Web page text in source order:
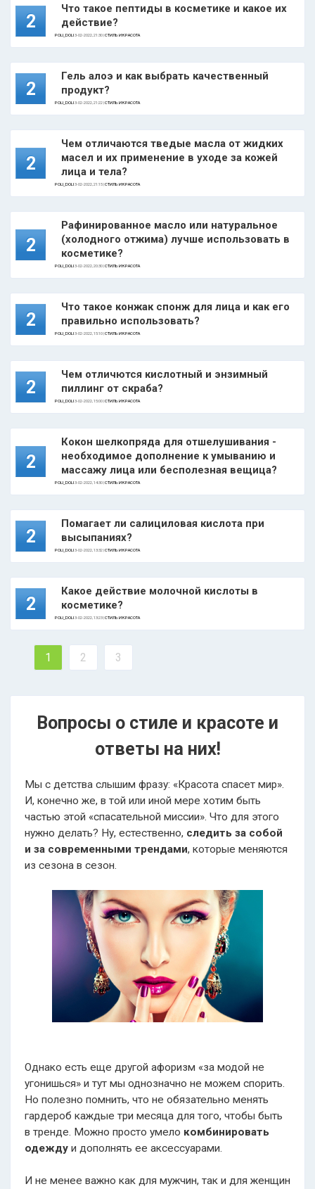
2
Что такое пептиды в косметике и какое их
действие?
POLI_DOLI3-02-2022, 21:30 |СТИЛЬ И КРАСОТА
2
Гель алоэ и как выбрать качественный
продукт?
POLI_DOLI3-02-2022, 21:22 |СТИЛЬ И КРАСОТА
2
Чем отличаются тведые масла от жидких
масел и их применение в уходе за кожей
лица и тела?
POLI_DOLI3-02-2022, 21:15 |СТИЛЬ И КРАСОТА
2
Рафинированное масло или натуральное
(холодного отжима) лучше использовать в
косметике?
POLI_DOLI3-02-2022, 20:30 |СТИЛЬ И КРАСОТА
2
Что такое конжак спонж для лица и как его
правильно использовать?
POLI_DOLI3-02-2022, 15:10 |СТИЛЬ И КРАСОТА
2
Чем отличются кислотный и энзимный
пиллинг от скраба?
POLI_DOLI3-02-2022, 15:00 |СТИЛЬ И КРАСОТА
2
Кокон шелкопряда для отшелушивания -
необходимое дополнение к умыванию и
массажу лица или бесполезная вещица?
POLI_DOLI3-02-2022, 14:30 |СТИЛЬ И КРАСОТА
2
Помагает ли салициловая кислота при
высыпаниях?
POLI_DOLI3-02-2022, 13:32 |СТИЛЬ И КРАСОТА
2
Какое действие молочной кислоты в
косметике?
POLI_DOLI3-02-2022, 13:23 |СТИЛЬ И КРАСОТА
1 2 3
Вопросы о стиле и красоте и
ответы на них!
Мы с детства слышим фразу: «Красота спасет мир».
И, конечно же, в той или иной мере хотим быть
частью этой «спасательной миссии». Что для этого
нужно делать? Ну, естественно, следить за собой
и за современными трендами, которые меняются
из сезона в сезон.
Однако есть еще другой афоризм «за модой не
угонишься» и тут мы однозначно не можем спорить.
Но полезно помнить, что не обязательно менять
гардероб каждые три месяца для того, чтобы быть
в тренде. Можно просто умело комбинировать
одежду и дополнять ее аксессуарами.
И не менее важно как для мужчин, так и для женщин